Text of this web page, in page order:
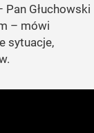
Głuchowski
– mówi
sytuacje,